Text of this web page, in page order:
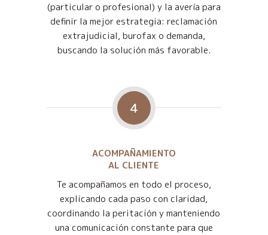
(particular o profesional) y la avería para
definir la mejor estrategia: reclamación
extrajudicial, burofax o demanda,
buscando la solución más favorable.
4
ACOMPAÑAMIENTO
AL CLIENTE
Te acompañamos en todo el proceso,
explicando cada paso con claridad,
coordinando la peritación y manteniendo
una comunicación constante para que